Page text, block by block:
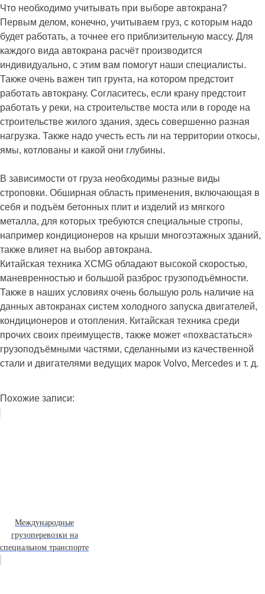
Что необходимо учитывать при выборе автокрана?
Первым делом, конечно, учитываем груз, с которым надо
будет работать, а точнее его приблизительную массу. Для
каждого вида автокрана расчёт производится
индивидуально, с этим вам помогут наши специалисты.
Также очень важен тип грунта, на котором предстоит
работать автокрану. Согласитесь, если крану предстоит
работать у реки, на строительстве моста или в городе на
строительстве жилого здания, здесь совершенно разная
нагрузка. Также надо учесть есть ли на территории откосы,
ямы, котлованы и какой они глубины.
В зависимости от груза необходимы разные виды
строповки. Обширная область применения, включающая в
себя и подъём бетонных плит и изделий из мягкого
металла, для которых требуются специальные стропы,
например кондиционеров на крыши многоэтажных зданий,
также влияет на выбор автокрана.
Китайская техника XCMG обладают высокой скоростью,
маневренностью и большой разброс грузоподъёмности.
Также в наших условиях очень большую роль наличие на
данных автокранах систем холодного запуска двигателей,
кондиционеров и отопления. Китайская техника среди
прочих своих преимуществ, также может «похвастаться»
грузоподъёмными частями, сделанными из качественной
стали и двигателями ведущих марок Volvo, Mercedes и т. д.
Похожие записи:
Международные
грузоперевозки на
специальном транспорте